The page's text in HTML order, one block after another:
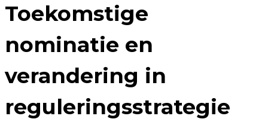
Toekomstige
nominatie en
verandering in
reguleringsstrategie